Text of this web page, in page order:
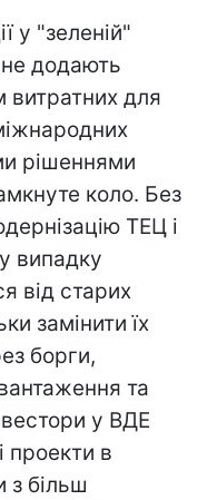
у "зеленій"
не додають
витратних для
рішеннями
коло. Без
ТЕЦ і
випадку
від старих
замінити їх
борги,
та
у ВДЕ
проекти в
з більш